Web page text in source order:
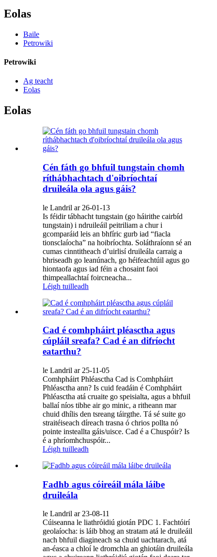
Eolas
Baile
Petrowiki
Petrowiki
Ag teacht
Eolas
Eolas
Cén fáth go bhfuil tungstain chomh
ríthábhachtach d'oibríochtaí
druileála ola agus gáis?
le Landril ar 26-01-13
Is féidir tábhacht tungstain (go háirithe cairbíd
tungstain) i ndruileáil peitriliam a chur i
gcomparáid leis an bhfíric gurb iad “fiacla
tionsclaíocha” na hoibríochta. Soláthraíonn sé an
cumas cinntitheach d’uirlisí druileála carraig a
bhriseadh go leanúnach, go héifeachtúil agus go
hiontaofa agus iad féin a chosaint faoi
thimpeallachtaí foircneacha...
Léigh tuilleadh
Cad é comhpháirt pléasctha agus
cúpláil sreafa? Cad é an difríocht
eatarthu?
le Landril ar 25-11-05
Comhpháirt Phléasctha Cad is Comhpháirt
Phléasctha ann? Is cuid feadáin é Comhpháirt
Phléasctha atá cruaite go speisialta, agus a bhfuil
ballaí níos tibhe air go minic, a ritheann mar
chuid dhílis den tsreang táirgthe. Tá sé suite go
straitéiseach díreach trasna ó chrios pollta nó
pointe insteallta gáis/uisce. Cad é a Chuspóir? Is
é a phríomhchuspóir...
Léigh tuilleadh
Fadhb agus cóireáil mála láibe
druileála
le Landril ar 23-08-11
Cúiseanna le liathróidiú giotán PDC 1. Fachtóirí
geolaíocha: is láib bhog an stratam atá le druileáil
nach bhfuil diagineach sa chuid uachtarach, atá
an-éasca a chloí le dromchla an ghiotáin druileála